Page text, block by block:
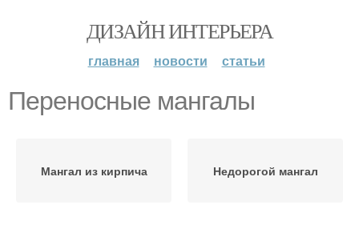
ДИЗАЙН ИНТЕРЬЕРА
главная новости статьи
Переносные мангалы
Мангал из кирпича Недорогой мангал